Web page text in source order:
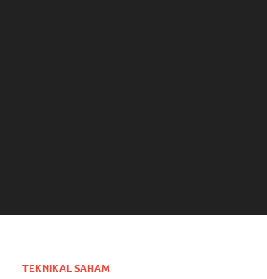
TEKNIKAL SAHAM